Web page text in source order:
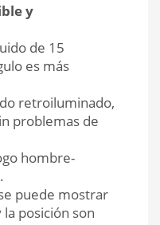
y
de 15
es más
retroiluminado,
problemas de
hombre-
puede mostrar
posición son